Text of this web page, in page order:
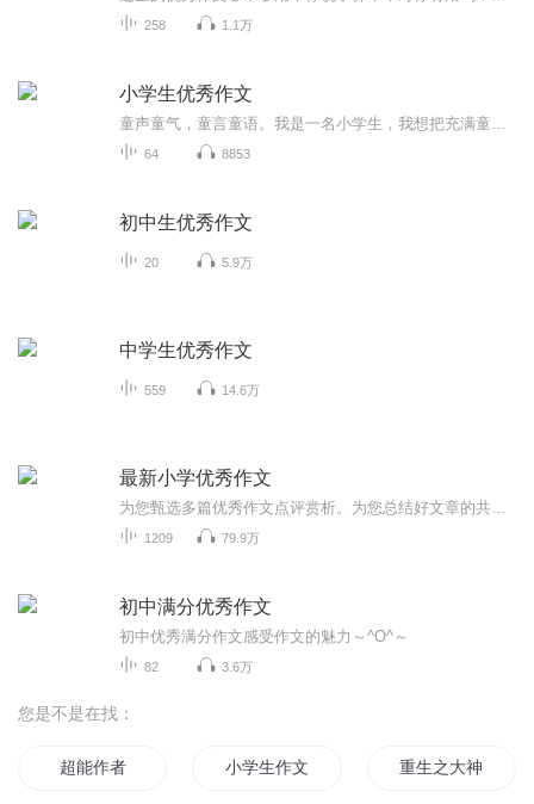
258 1.1万
小学生优秀作文
64 8853
初中生优秀作文
20 5.9万
中学生优秀作文
559 14.6万
最新小学优秀作文
1209 79.9万
初中满分优秀作文
初中优秀满分作文感受作文的魅力～^O^～
82 3.6万
您是不是在找：
超能作者 小学生作文 重生之大神作家